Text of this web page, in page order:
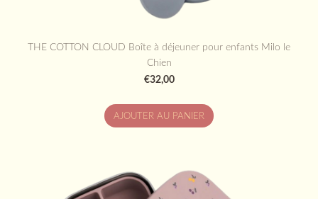
THE COTTON CLOUD Boîte à déjeuner pour enfants Milo le
Chien
€32,00
AJOUTER AU PANIER